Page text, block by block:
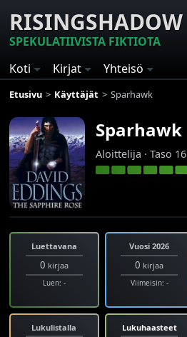
RISINGSHADOW
SPEKULATIIVISTA FIKTIOTA
Koti
Kirjat Yhteisö
Etusivu Käyttäjät Sparhawk
Sparhawk
Aloittelija · Taso 16
Luettavana
0 kirjaa
Luen: -
Vuosi 2026
0 kirjaa
Viimeisin: -
Lukulistalla Lukuhaasteet